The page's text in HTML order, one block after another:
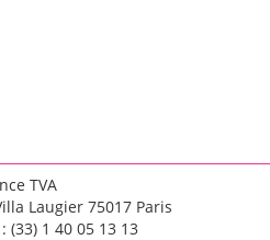
TVA
Laugier 75017 Paris
(33) 1 40 05 13 13